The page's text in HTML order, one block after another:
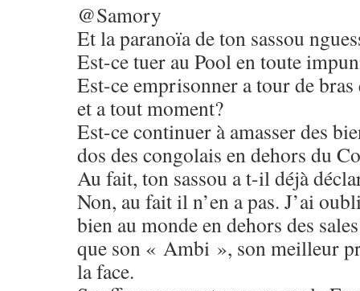
@Samory
Et la paranoïa de ton sassou
Est-ce tuer au Pool en toute
Est-ce emprisonner a tour de
et a tout moment?
Est-ce continuer à amasser des
dos des congolais en dehors du
Au fait, ton sassou a t-il déjà
Non, au fait il n’en a pas. J’ai
bien au monde en dehors des
que son « Ambi », son meilleur
la face.